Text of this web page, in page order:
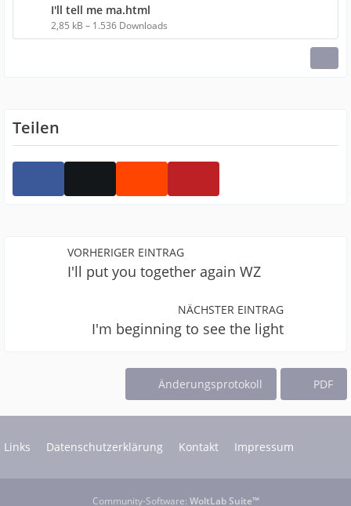
I'll tell me ma.html
2,85 kB – 1.536 Downloads
Teilen
VORHERIGER EINTRAG
I'll put you together again WZ
NÄCHSTER EINTRAG
I'm beginning to see the light
Änderungsprotokoll PDF
Links Datenschutzerklärung Kontakt Impressum
Community-Software: WoltLab Suite™